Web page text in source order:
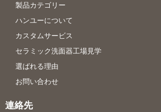
製品カテゴリー
ハンユーについて
カスタムサービス
セラミック洗面器工場見学
選ばれる理由
お問い合わせ
連絡先